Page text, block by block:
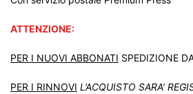
ATTENZIONE:
PER I NUOVI ABBONATI SPEDIZIONE
PER I RINNOVI L’ACQUISTO SARA’